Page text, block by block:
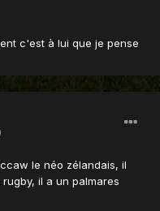
c'est à lui que je pense
le néo zélandais, il
il a un palmares